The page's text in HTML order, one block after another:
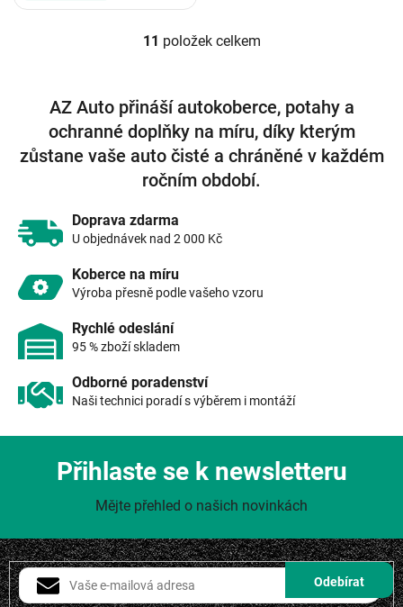
O
á
d
a
c
í
p
k
ý
11 položek celkem
AZ Auto přináší autokoberce, potahy a
ochranné doplňky na míru, díky kterým
zůstane vaše auto čisté a chráněné v každém
ročním období.
Doprava zdarma
U objednávek nad 2 000 Kč
Koberce na míru
Výroba přesně podle vašeho vzoru
Rychlé odeslání
95 % zboží skladem
Odborné poradenství
Naši technici poradí s výběrem i montáží
Přihlaste se k newsletteru
Mějte přehled o našich novinkách